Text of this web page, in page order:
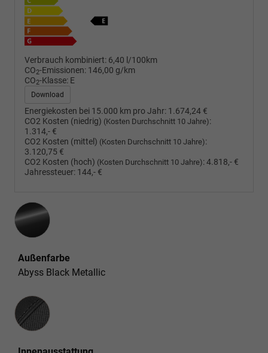
Verbrauch kombiniert: 6,40 l/100km
CO2-Emissionen: 146,00 g/km
CO2-Klasse: E
Download
Energiekosten bei 15.000 km pro Jahr: 1.674,24 €
CO2 Kosten (niedrig) (Kosten Durchschnitt 10 Jahre):
1.314,- €
CO2 Kosten (mittel) (Kosten Durchschnitt 10 Jahre):
3.120,75 €
CO2 Kosten (hoch) (Kosten Durchschnitt 10 Jahre):4.818,- €
Jahressteuer: 144,- €
Außenfarbe
Abyss Black Metallic
Innenausstattung